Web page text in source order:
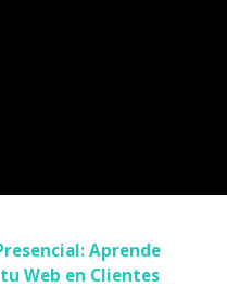
Aprende
Web en Clientes